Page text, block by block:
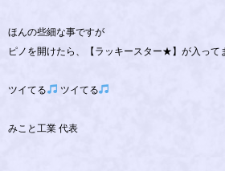
ほんの些細な事ですが
ピノを開けたら、【ラッキースター★】が入って
ツイてる ツイてる
みこと工業 代表